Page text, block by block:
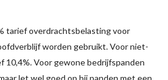
tarief overdrachtsbelasting voor
worden gebruikt. Voor niet-
Voor gewone bedrijfspanden
let wel goed op bij panden met een